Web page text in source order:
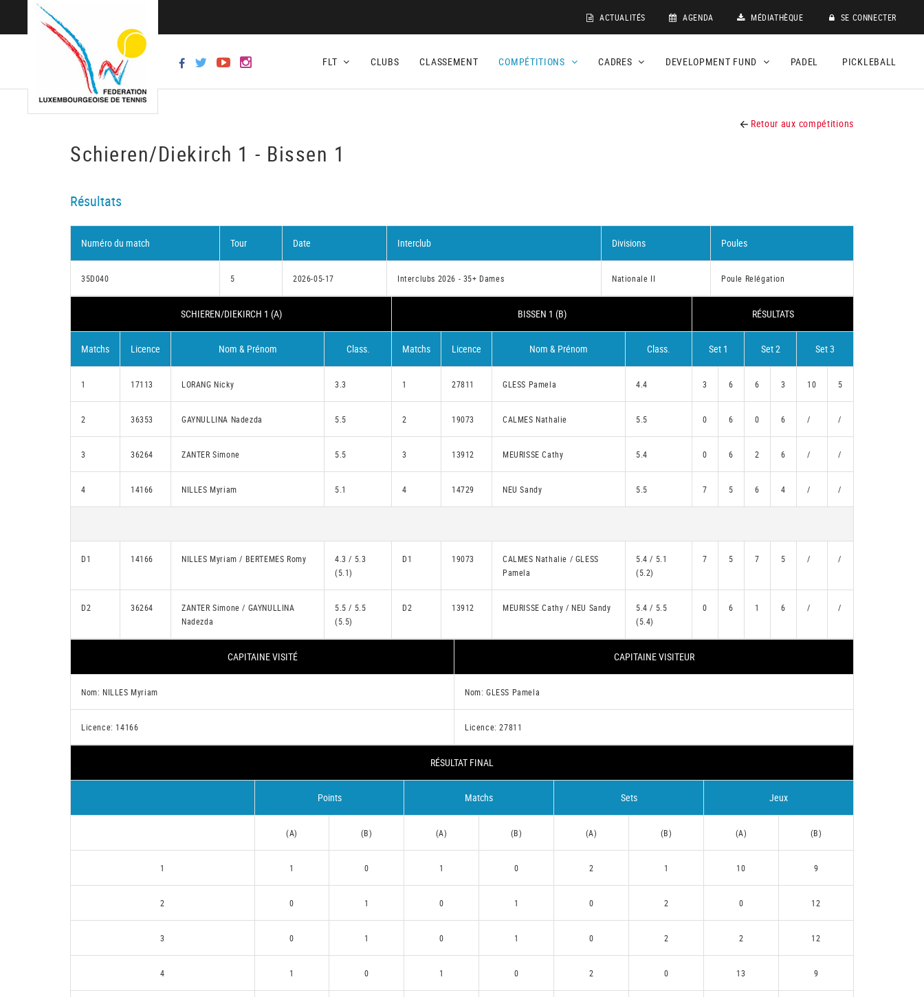
ACTUALITÉS AGENDA MÉDIATHÈQUE SE CONNECTER
FLT CLUBS CLASSEMENT COMPÉTITIONS CADRES DEVELOPMENT FUND PADEL PICKLEBALL
Retour aux compétitions
Schieren/Diekirch 1 - Bissen 1
Résultats
Numéro du match Tour Date Interclub Divisions Poules
35D040 5 2026-05-17 Interclubs 2026 - 35+ Dames Nationale II Poule Relégation
SCHIEREN/DIEKIRCH 1 (A) BISSEN 1 (B) RÉSULTATS
Matchs Licence Nom & Prénom Class. Matchs Licence Nom & Prénom Class. Set 1 Set 2 Set 3
1 17113 LORANG Nicky 3.3 1 27811 GLESS Pamela 4.4 3 6 6 3 10 5
2 36353 GAYNULLINA Nadezda 5.5 2 19073 CALMES Nathalie 5.5 0 6 0 6 / /
3 36264 ZANTER Simone 5.5 3 13912 MEURISSE Cathy 5.4 0 6 2 6 / /
4 14166 NILLES Myriam 5.1 4 14729 NEU Sandy 5.5 7 5 6 4 / /
D1 14166 NILLES Myriam / BERTEMES Romy
4.3 / 5.3
(5.1)
D1 19073
CALMES Nathalie / GLESS
Pamela
5.4 / 5.1
(5.2)
7 5 7 5 / /
D2 36264
ZANTER Simone / GAYNULLINA
Nadezda
5.5 / 5.5
(5.5)
D2 13912 MEURISSE Cathy / NEU Sandy
5.4 / 5.5
(5.4)
0 6 1 6 / /
CAPITAINE VISITÉ CAPITAINE VISITEUR
Nom: NILLES Myriam Nom: GLESS Pamela
Licence: 14166 Licence: 27811
RÉSULTAT FINAL
Points Matchs Sets Jeux
(A) (B) (A) (B) (A) (B) (A) (B)
1 1 0 1 0 2 1 10 9
2 0 1 0 1 0 2 0 12
3 0 1 0 1 0 2 2 12
4 1 0 1 0 2 0 13 9